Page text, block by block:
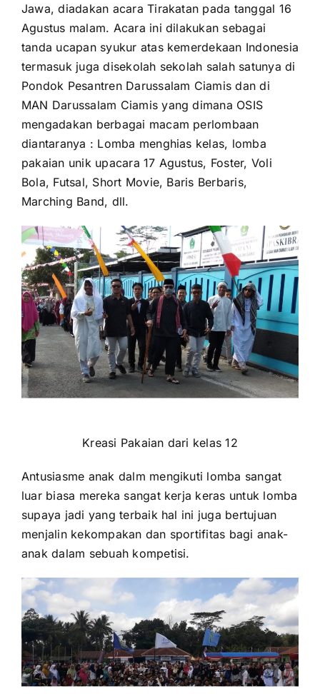
Jawa, diadakan acara Tirakatan pada tanggal 16
Agustus malam. Acara ini dilakukan sebagai
tanda ucapan syukur atas kemerdekaan Indonesia
termasuk juga disekolah sekolah salah satunya di
Pondok Pesantren Darussalam Ciamis dan di
MAN Darussalam Ciamis yang dimana OSIS
mengadakan berbagai macam perlombaan
diantaranya : Lomba menghias kelas, lomba
pakaian unik upacara 17 Agustus, Foster, Voli
Bola, Futsal, Short Movie, Baris Berbaris,
Marching Band, dll.
Kreasi Pakaian dari kelas 12
Antusiasme anak dalm mengikuti lomba sangat
luar biasa mereka sangat kerja keras untuk lomba
supaya jadi yang terbaik hal ini juga bertujuan
menjalin kekompakan dan sportifitas bagi anak-
anak dalam sebuah kompetisi.